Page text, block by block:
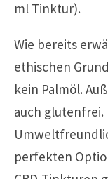
ml Tinktur).
Wie bereits
ethischen
kein Palmöl.
auch glutenfrei.
perfekten